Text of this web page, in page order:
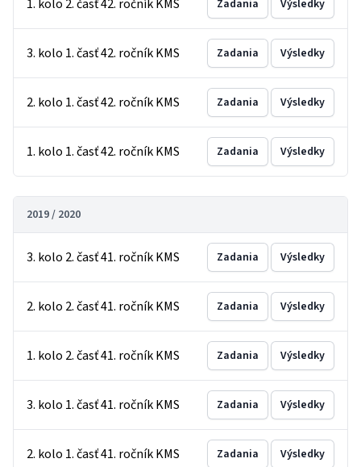
1. kolo 2. časť 42. ročník KMS Zadania Výsledky
3. kolo 1. časť 42. ročník KMS Zadania Výsledky
2. kolo 1. časť 42. ročník KMS Zadania Výsledky
1. kolo 1. časť 42. ročník KMS Zadania Výsledky
2019 / 2020
3. kolo 2. časť 41. ročník KMS Zadania Výsledky
2. kolo 2. časť 41. ročník KMS Zadania Výsledky
1. kolo 2. časť 41. ročník KMS Zadania Výsledky
3. kolo 1. časť 41. ročník KMS Zadania Výsledky
2. kolo 1. časť 41. ročník KMS Zadania Výsledky